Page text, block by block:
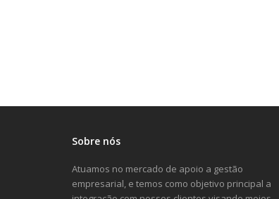
Sobre nós
Atuamos no mercado de apoio a gestão
empresarial, e temos como objetivo principal a